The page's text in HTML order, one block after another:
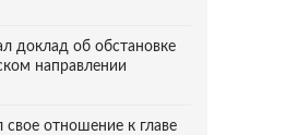
доклад об обстановке
направлении
свое отношение к главе